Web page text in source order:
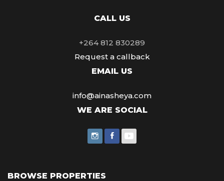
CALL US
+264 812 830289
Request a callback
EMAIL US
info@ainasheya.com
WE ARE SOCIAL
BROWSE PROPERTIES